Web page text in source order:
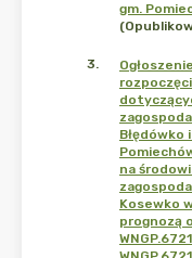
gm.
3.
Błędówko
na
Kosewko
prognozą